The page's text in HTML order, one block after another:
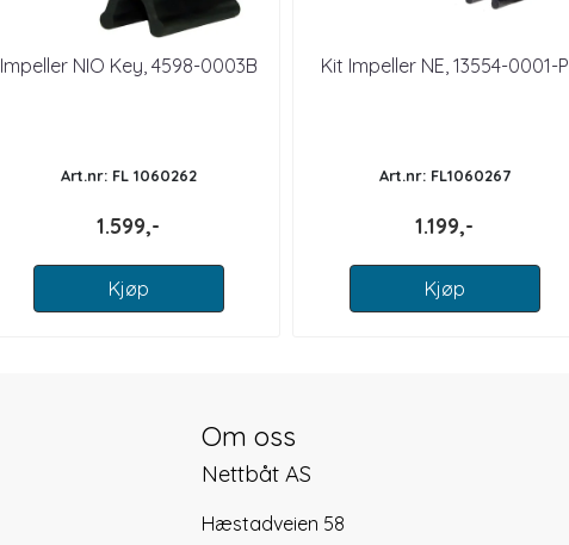
Impeller NIO Key, 4598-0003B
Art.nr: FL 1060262
1.599,-
Kjøp
Kit Impeller NE, 13554-0001-P
Art.nr: FL1060267
1.199,-
Kjøp
Om oss
Nettbåt AS
Hæstadveien 58